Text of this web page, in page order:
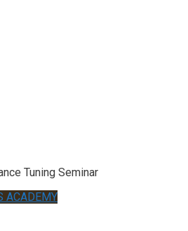
Tuning Seminar
ACADEMY